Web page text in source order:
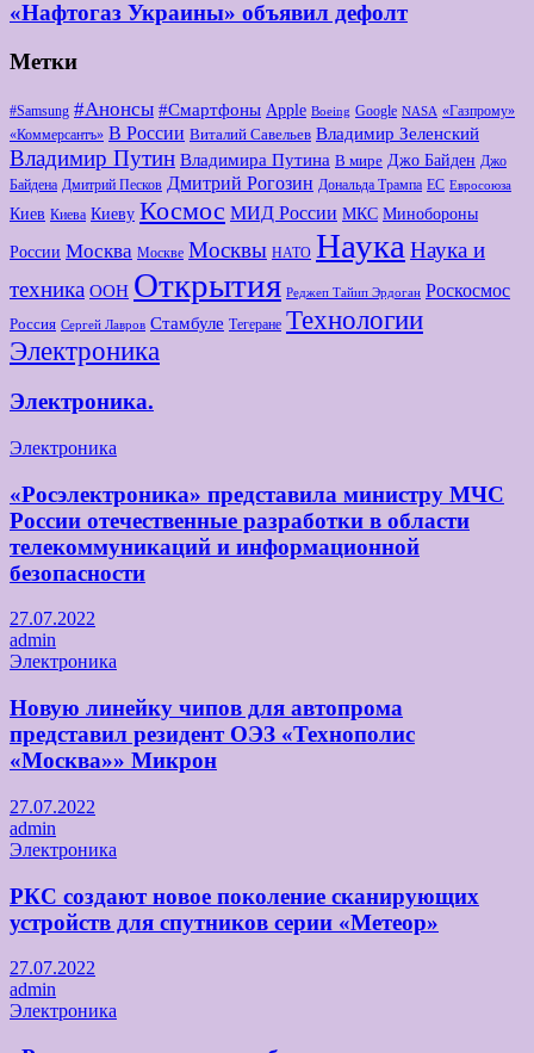
«Нафтогаз Украины» объявил дефолт
Метки
#Samsung #Анонсы #Смартфоны Apple Boeing Google NASA «Газпрому»
«Коммерсантъ» В России Виталий Савельев Владимир Зеленский
Владимир Путин Владимира Путина В мире Джо Байден Джо
Байдена Дмитрий Песков Дмитрий Рогозин Дональда Трампа ЕС Евросоюза
Киев Киева Киеву Космос МИД России МКС Минобороны
России Москва Москве Москвы НАТО Наука Наука и
техника ООН Открытия Реджеп Тайип Эрдоган Роскосмос
Россия Сергей Лавров Стамбуле Тегеране Технологии
Электроника
Электроника.
Электроника
«Росэлектроника» представила министру МЧС
России отечественные разработки в области
телекоммуникаций и информационной
безопасности
27.07.2022
admin
Электроника
Новую линейку чипов для автопрома
представил резидент ОЭЗ «Технополис
«Москва»» Микрон
27.07.2022
admin
Электроника
РКС создают новое поколение сканирующих
устройств для спутников серии «Метеор»
27.07.2022
admin
Электроника